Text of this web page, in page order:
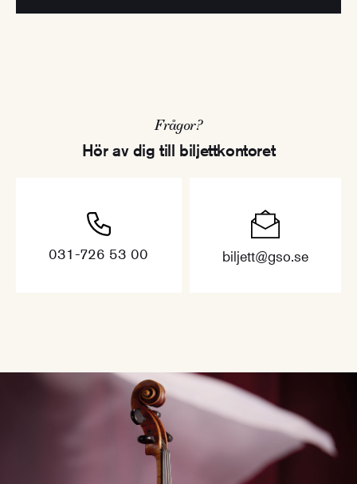
Frågor?
Hör av dig till biljettkontoret
031-726 53 00 biljett@gso.se